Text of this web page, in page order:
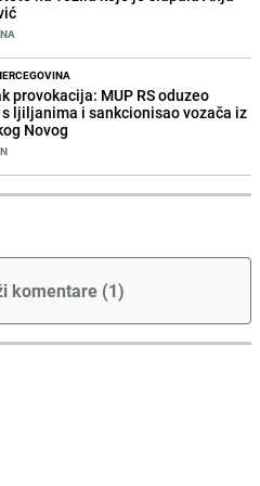
provokacija: MUP RS oduzeo
ljiljanima i sankcionisao vozača iz
Novog
komentare (1)